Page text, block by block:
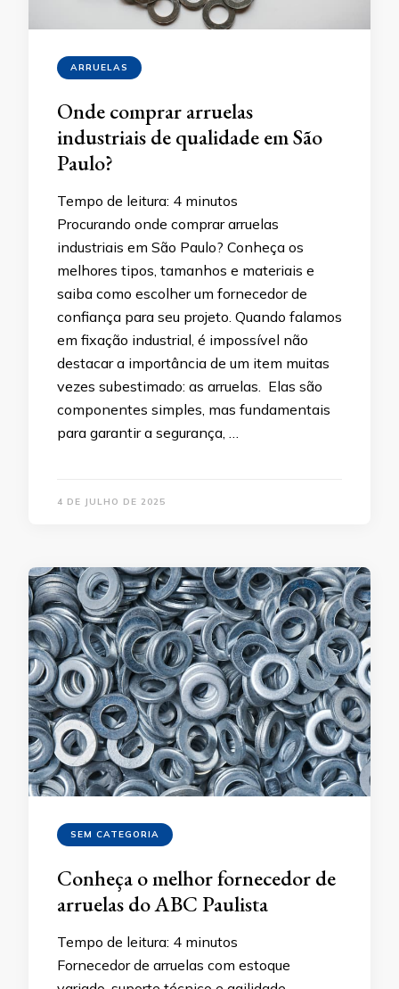
ARRUELAS
Onde comprar arruelas
industriais de qualidade em São
Paulo?
Tempo de leitura: 4 minutos
Procurando onde comprar arruelas
industriais em São Paulo? Conheça os
melhores tipos, tamanhos e materiais e
saiba como escolher um fornecedor de
confiança para seu projeto. Quando falamos
em fixação industrial, é impossível não
destacar a importância de um item muitas
vezes subestimado: as arruelas. Elas são
componentes simples, mas fundamentais
para garantir a segurança, …
4 DE JULHO DE 2025
SEM CATEGORIA
Conheça o melhor fornecedor de
arruelas do ABC Paulista
Tempo de leitura: 4 minutos
Fornecedor de arruelas com estoque